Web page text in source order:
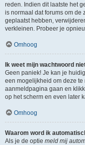
reden. Indien dit laatste het
is normaal dat forums om de
geplaatst hebben,
verkleinen. Probeer je
Omhoog
Ik weet mijn wachtwoord
Geen paniek! Je kan je
een mogelijkheid om deze
aanmeldpagina gaan en
op het scherm en even later
Omhoog
Waarom word ik
Als je de optie meld mij